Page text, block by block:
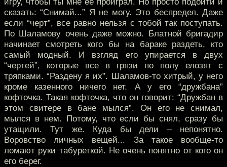
сказать: “Снимай...” Я не могу. Это беспредел. Даже
если “черт”, все равно нельзя с тобой так поступать.
По Шаламову очень даже можно. Блатной бригадир
начинает смотреть кого бы на бараке раздеть, кто
самый модный. И взгляд его упирается в двух
“чертей”, которые все в грязи по полу елозят с
тряпками. “Раздену я их”. Шаламов-то хитрый, у него
кроме казенного ничего нет. А у его “дружбана”
кофточка. Такая кофточка, что он говорит: “Дружбан в
этом свитере в бане мылся”. Он его не снимал,
мылся в нем. Потому, что если бы снял, сразу бы
утащили. Тут же. Куда бы дели – непонятно.
Воровство личных вещей... За такое вообще-то
ломают руки табуреткой. Не очень понятно от кого он
его берег.